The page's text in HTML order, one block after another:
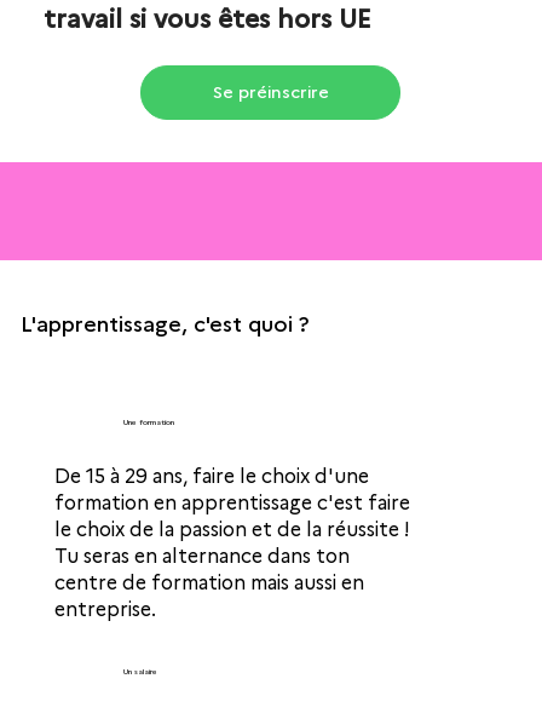
travail si vous êtes hors UE
Se préinscrire
L'apprentissage, c'est quoi ?
Une formation
De 15 à 29 ans, faire le choix d'une
formation en apprentissage c'est faire
le choix de la passion et de la réussite !
Tu seras en alternance dans ton
centre de formation mais aussi en
entreprise.
Un salaire